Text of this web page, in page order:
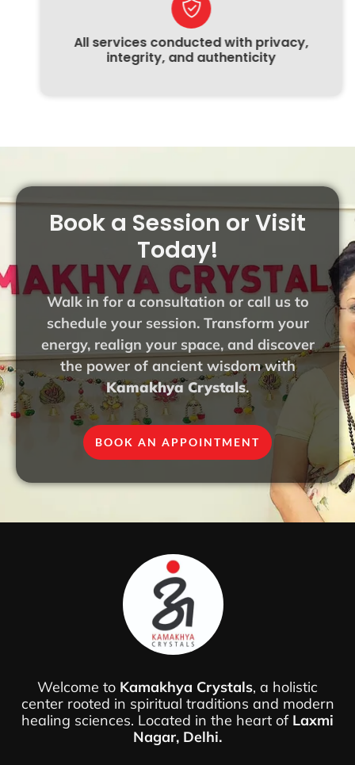
All services conducted with privacy,
integrity, and authenticity
Book a Session or Visit
Today!
Walk in for a consultation or call us to
schedule your session. Transform your
energy, realign your space, and discover
the power of ancient wisdom with
Kamakhya Crystals.
BOOK AN APPOINTMENT
Welcome to Kamakhya Crystals, a holistic
center rooted in spiritual traditions and modern
healing sciences. Located in the heart of Laxmi
Nagar, Delhi.